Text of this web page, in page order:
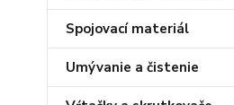
Spojovací materiál
Umývanie a čistenie